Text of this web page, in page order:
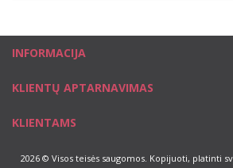
INFORMACIJA
KLIENTŲ APTARNAVIMAS
KLIENTAMS
2026 © Visos teisės saugomos. Kopijuoti, platinti